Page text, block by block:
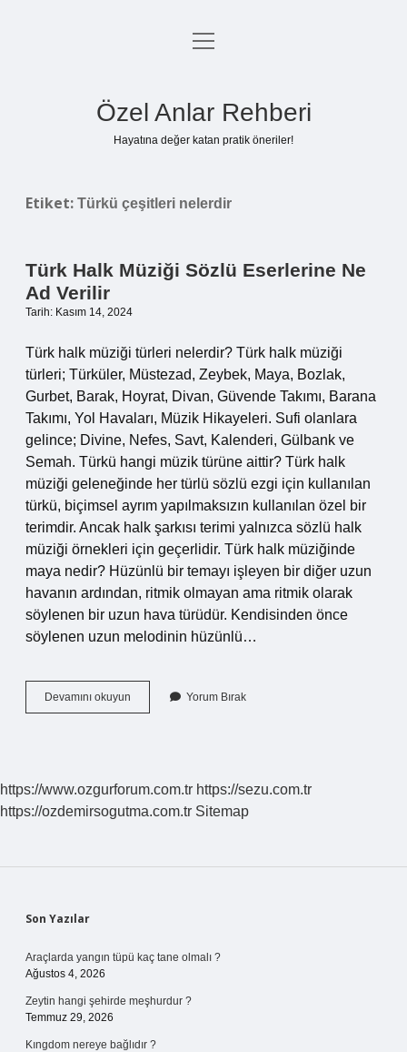
Anasayfa
menüyü
Özel Anlar Rehberi
Hayatına değer katan pratik öneriler!
Etiket: Türkü çeşitleri nelerdir
Türk Halk Müziği Sözlü Eserlerine Ne
Ad Verilir
Tarih: Kasım 14, 2024
Türk halk müziği türleri nelerdir? Türk halk müziği
türleri; Türküler, Müstezad, Zeybek, Maya, Bozlak,
Gurbet, Barak, Hoyrat, Divan, Güvende Takımı, Barana
Takımı, Yol Havaları, Müzik Hikayeleri. Sufi olanlara
gelince; Divine, Nefes, Savt, Kalenderi, Gülbank ve
Semah. Türkü hangi müzik türüne aittir? Türk halk
müziği geleneğinde her türlü sözlü ezgi için kullanılan
türkü, biçimsel ayrım yapılmaksızın kullanılan özel bir
terimdir. Ancak halk şarkısı terimi yalnızca sözlü halk
müziği örnekleri için geçerlidir. Türk halk müziğinde
maya nedir? Hüzünlü bir temayı işleyen bir diğer uzun
havanın ardından, ritmik olmayan ama ritmik olarak
söylenen bir uzun hava türüdür. Kendisinden önce
söylenen uzun melodinin hüzünlü…
Devamını okuyun
Halk
Ad
Verilir
Yorum Bırak
https://www.ozgurforum.com.tr https://sezu.com.tr
https://ozdemirsogutma.com.tr Sitemap
Sidebar
Son Yazılar
Araçlarda yangın tüpü kaç tane olmalı ?
Ağustos 4, 2026
Zeytin hangi şehirde meşhurdur ?
Temmuz 29, 2026
Kıngdom nereye bağlıdır ?